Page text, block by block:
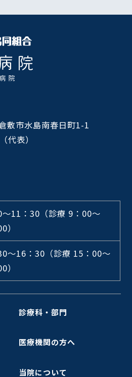
市水島南春日町1-1
表）
～11：30 （診療 9：00～
）
～16：30 （診療 15：00～
）
診療科・部門
医療機関の方へ
当院について